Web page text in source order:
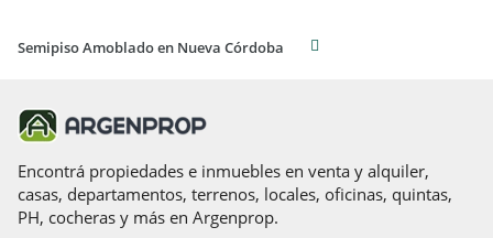
Semipiso Amoblado en Nueva Córdoba
Encontrá propiedades e inmuebles en venta y alquiler,
casas, departamentos, terrenos, locales, oficinas, quintas,
PH, cocheras y más en Argenprop.